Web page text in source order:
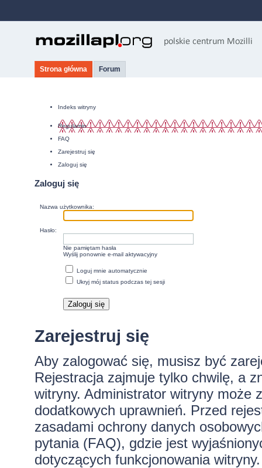
Strona główna Forum
Indeks witryny
Regulamin
FAQ
Zarejestruj się
Zaloguj się
Zaloguj się
Nazwa użytkownika:
Hasło:
Nie pamiętam hasła
Wyślij ponownie e-mail aktywacyjny
Loguj mnie automatycznie
Ukryj mój status podczas tej sesji
Zarejestruj się
Aby zalogować się, musisz być
Rejestracja zajmuje tylko chwilę, a
witryny. Administrator witryny może
dodatkowych uprawnień. Przed
zasadami ochrony danych
pytania (FAQ), gdzie jest
dotyczących funkcjonowania witryny.